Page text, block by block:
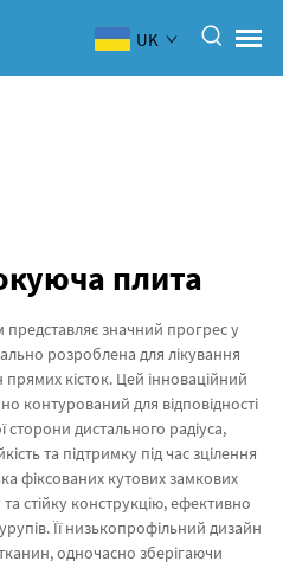
UK
плита
значний прогрес у
розроблена для лікування
кісток. Цей інноваційний
контурований для відповідності
дистального радіуса,
та підтримку під час зцілення
фіксованих кутових замкових
стійку конструкцію, ефективно
Її низькопрофільний дизайн
одночасно зберігаючи